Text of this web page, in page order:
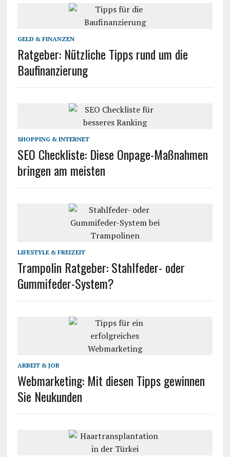
GELD & FINANZEN
Ratgeber: Nützliche Tipps rund um die
Baufinanzierung
SHOPPING & INTERNET
SEO Checkliste: Diese Onpage-Maßnahmen
bringen am meisten
LIFESTYLE & FREIZEIT
Trampolin Ratgeber: Stahlfeder- oder
Gummifeder-System?
ARBEIT & JOB
Webmarketing: Mit diesen Tipps gewinnen
Sie Neukunden